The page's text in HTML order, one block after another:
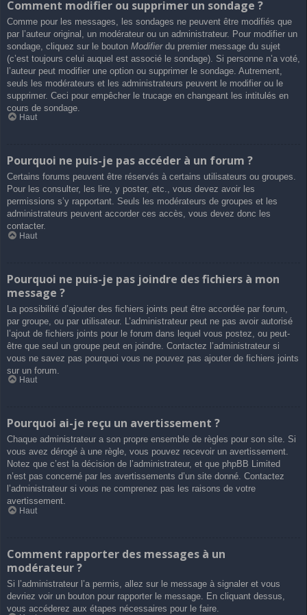
Comment modifier ou supprimer un sondage ?
Comme pour les messages, les sondages ne peuvent être modifiés que
par l’auteur original, un modérateur ou un administrateur. Pour modifier un
sondage, cliquez sur le bouton Modifierdu premier message du sujet
(c’est toujours celui auquel est associé le sondage). Si personne n’a voté,
l’auteur peut modifier une option ou supprimer le sondage. Autrement,
seuls les modérateurs et les administrateurs peuvent le modifier ou le
supprimer. Ceci pour empêcher le trucage en changeant les intitulés en
cours de sondage.
Haut
Pourquoi ne puis-je pas accéder à un forum ?
Certains forums peuvent être réservés à certains utilisateurs ou groupes.
Pour les consulter, les lire, y poster, etc., vous devez avoir les
permissions s’y rapportant. Seuls les modérateurs de groupes et les
administrateurs peuvent accorder ces accès, vous devez donc les
contacter.
Haut
Pourquoi ne puis-je pas joindre des fichiers à mon
message ?
La possibilité d’ajouter des fichiers joints peut être accordée par forum,
par groupe, ou par utilisateur. L’administrateur peut ne pas avoir autorisé
l’ajout de fichiers joints pour le forum dans lequel vous postez, ou peut-
être que seul un groupe peut en joindre. Contactez l’administrateur si
vous ne savez pas pourquoi vous ne pouvez pas ajouter de fichiers joints
sur un forum.
Haut
Pourquoi ai-je reçu un avertissement ?
Chaque administrateur a son propre ensemble de règles pour son site. Si
vous avez dérogé à une règle, vous pouvez recevoir un avertissement.
Notez que c’est la décision de l’administrateur, et que phpBB Limited
n’est pas concerné par les avertissements d’un site donné. Contactez
l’administrateur si vous ne comprenez pas les raisons de votre
avertissement.
Haut
Comment rapporter des messages à un
modérateur ?
Si l’administrateur l’a permis, allez sur le message à signaler et vous
devriez voir un bouton pour rapporter le message. En cliquant dessus,
vous accéderez aux étapes nécessaires pour le faire.